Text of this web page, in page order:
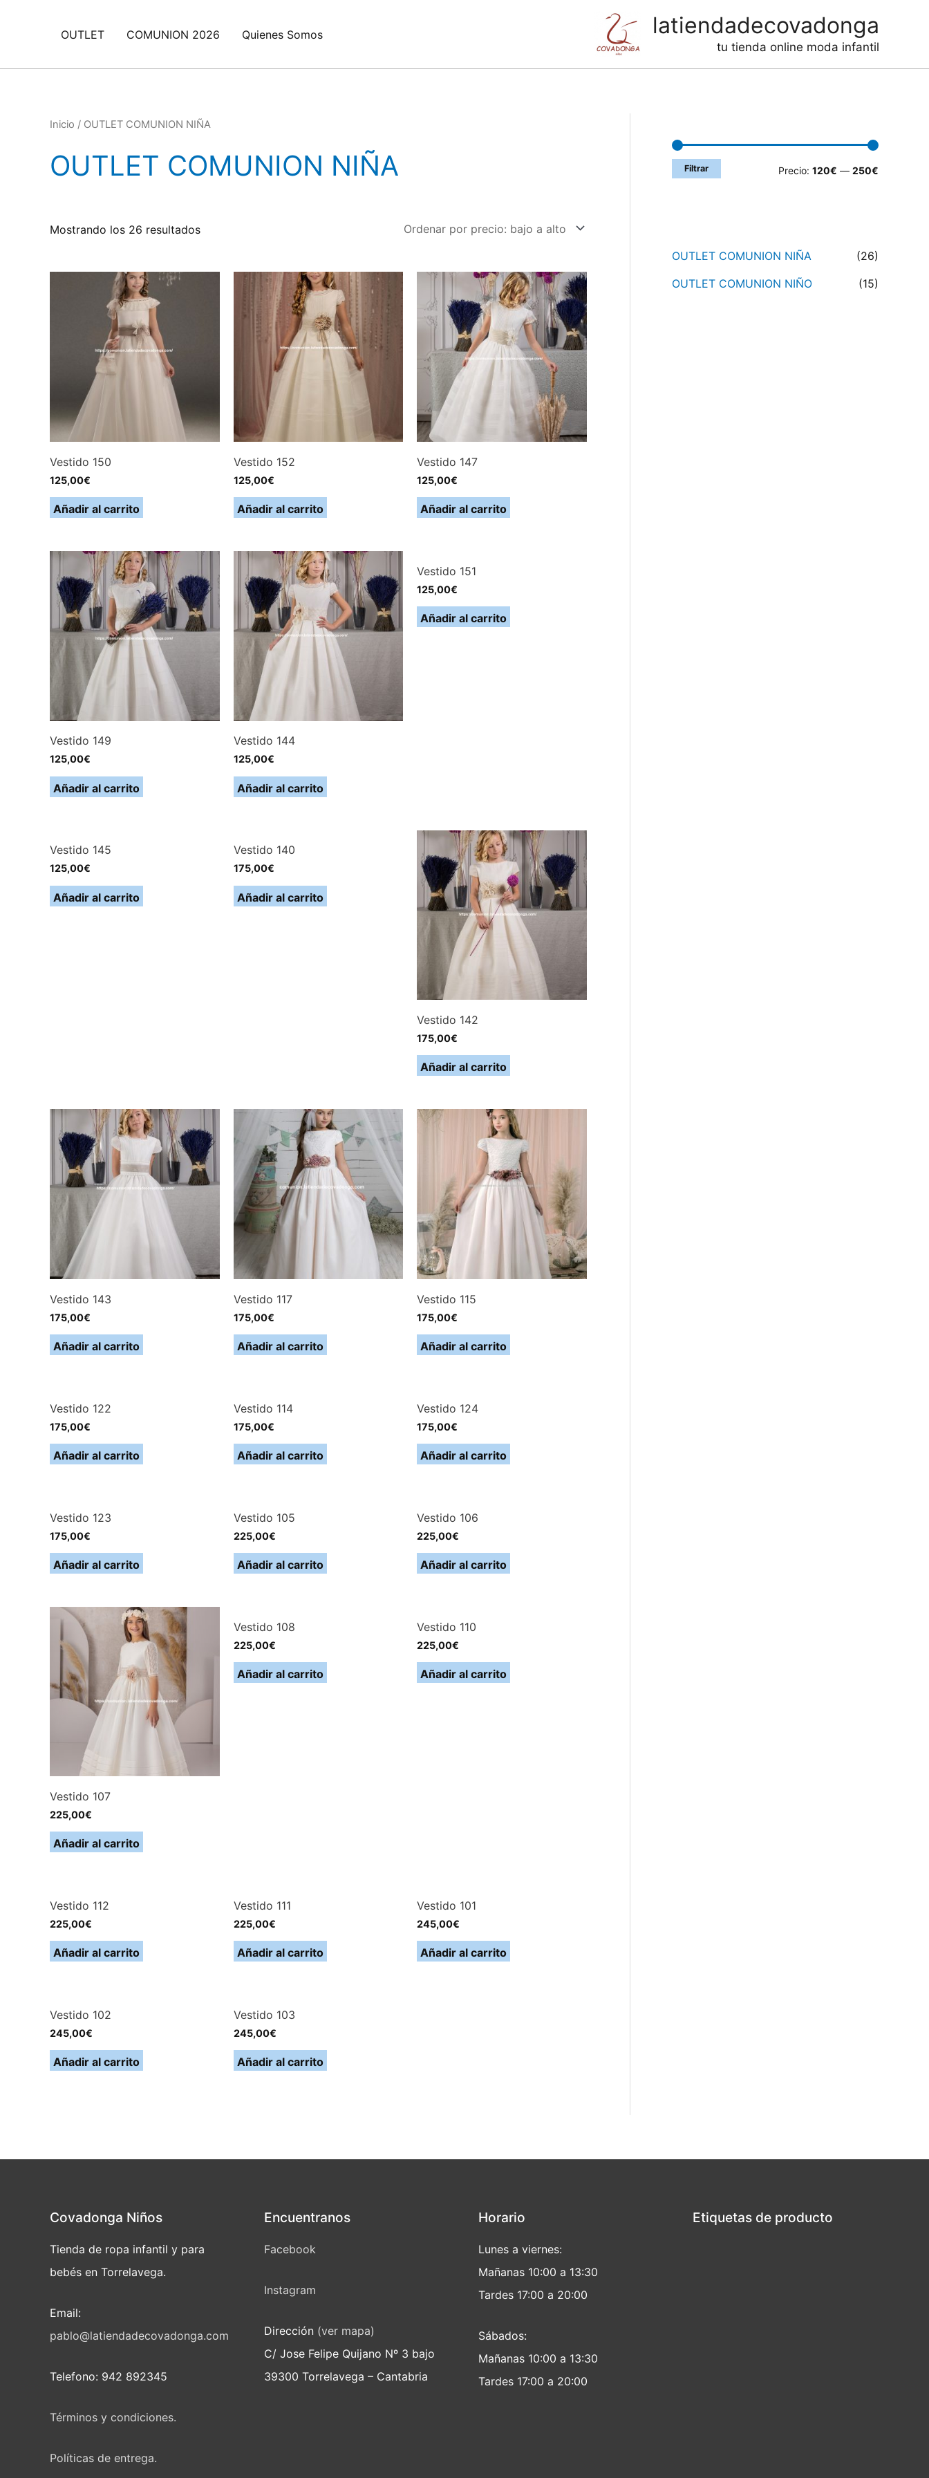
latiendadecovadonga
tu tienda online moda infantil
OUTLET COMUNION 2026 Quienes Somos
Inicio / OUTLET COMUNION NIÑA
OUTLET COMUNION NIÑA
Mostrando los 26 resultados
Vestido 150
125,00€
Añadir al carrito
Vestido 152
125,00€
Añadir al carrito
Vestido 147
125,00€
Añadir al carrito
Vestido 149
125,00€
Añadir al carrito
Vestido 144
125,00€
Añadir al carrito
Vestido 151
125,00€
Añadir al carrito
Vestido 145
125,00€
Añadir al carrito
Vestido 140
175,00€
Añadir al carrito
Vestido 142
175,00€
Añadir al carrito
Vestido 143
175,00€
Añadir al carrito
Vestido 117
175,00€
Añadir al carrito
Vestido 115
175,00€
Añadir al carrito
Vestido 122
175,00€
Añadir al carrito
Vestido 114
175,00€
Añadir al carrito
Vestido 124
175,00€
Añadir al carrito
Vestido 123
175,00€
Añadir al carrito
Vestido 105
225,00€
Añadir al carrito
Vestido 106
225,00€
Añadir al carrito
Vestido 107
225,00€
Añadir al carrito
Vestido 108
225,00€
Añadir al carrito
Vestido 110
225,00€
Añadir al carrito
Vestido 112
225,00€
Añadir al carrito
Vestido 111
225,00€
Añadir al carrito
Vestido 101
245,00€
Añadir al carrito
Vestido 102
245,00€
Añadir al carrito
Vestido 103
245,00€
Añadir al carrito
Filtrar Precio: 120€ — 250€
OUTLET COMUNION NIÑA
(26)
OUTLET COMUNION NIÑO
(15)
Covadonga Niños
Tienda de ropa infantil y para
bebés en Torrelavega.
Email:
pablo@latiendadecovadonga.com
Telefono: 942 892345
Términos y condiciones.
Políticas de entrega.
Encuentranos
Facebook
Instagram
Dirección (ver mapa)
C/ Jose Felipe Quijano Nº 3 bajo
39300 Torrelavega – Cantabria
Horario
Lunes a viernes:
Mañanas 10:00 a 13:30
Tardes 17:00 a 20:00
Sábados:
Mañanas 10:00 a 13:30
Tardes 17:00 a 20:00
Etiquetas de producto